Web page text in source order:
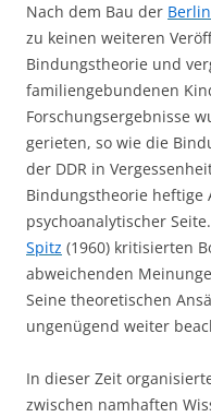
Nach dem Bau der
zu keinen weiteren
Bindungstheorie und
familiengebundenen
Forschungsergebnisse
gerieten, so wie die
der DDR in
Bindungstheorie heftige
psychoanalytischer Seite.
Spitz (1960) kritisierten
abweichenden
Seine theoretischen
ungenügend weiter
In dieser Zeit
zwischen namhaften